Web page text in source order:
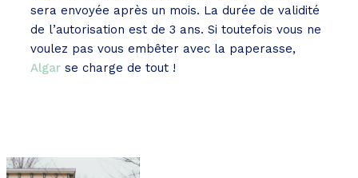
sera envoyée après un mois. La durée de validité
de l’autorisation est de 3 ans. Si toutefois vous ne
voulez pas vous embêter avec la paperasse,
Algar se charge de tout !